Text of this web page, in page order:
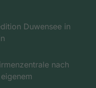
Duwensee in
nach